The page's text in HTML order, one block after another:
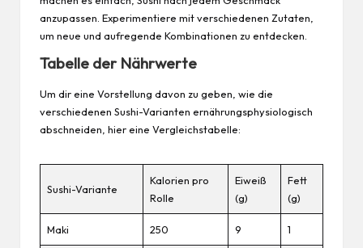
anzupassen. Experimentiere mit verschiedenen Zutaten,
um neue und aufregende Kombinationen zu entdecken.
Tabelle der Nährwerte
Um dir eine Vorstellung davon zu geben, wie die
verschiedenen Sushi-Varianten ernährungsphysiologisch
abschneiden, hier eine Vergleichstabelle:
Sushi-Variante
Kalorien pro
Rolle
Eiweiß
(g)
Fett
(g)
Maki 250 9 1